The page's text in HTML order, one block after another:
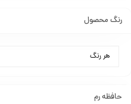
رنگ محصول
حافظه رم